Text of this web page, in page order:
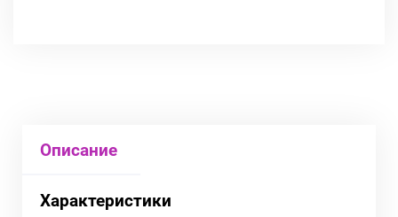
Описание
Характеристики